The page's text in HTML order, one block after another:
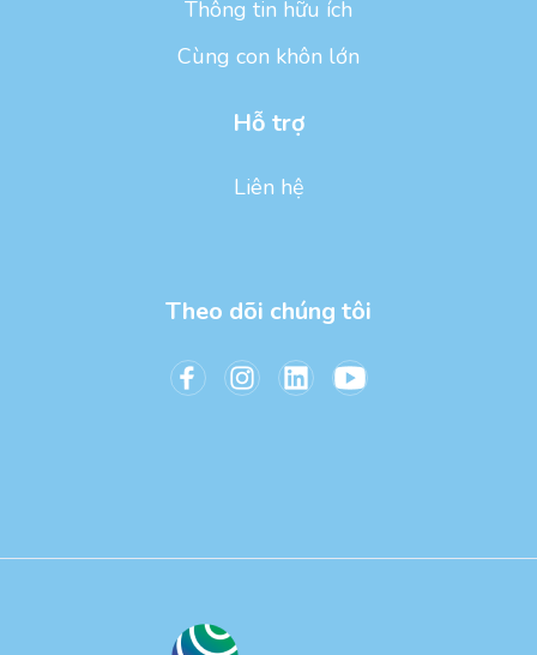
Thông tin hữu ích
Cùng con khôn lớn
Hỗ trợ
Liên hệ
Theo dõi chúng tôi